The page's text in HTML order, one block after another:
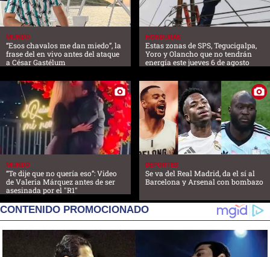
MUNDO
“Esos chavalos me dan miedo”, la
frase del en vivo antes del ataque
a César Gastélum
HONDURAS
Estas zonas de SPS, Tegucigalpa,
Yoro y Olancho que no tendrán
energía este jueves 6 de agosto
MUNDO
“Te dije que no quería eso”: Video
de Valeria Márquez antes de ser
asesinada por el "R1"
DEPORTES
Se va del Real Madrid, da el sí al
Barcelona y Arsenal con bombazo
CONTENIDO PROMOCIONADO